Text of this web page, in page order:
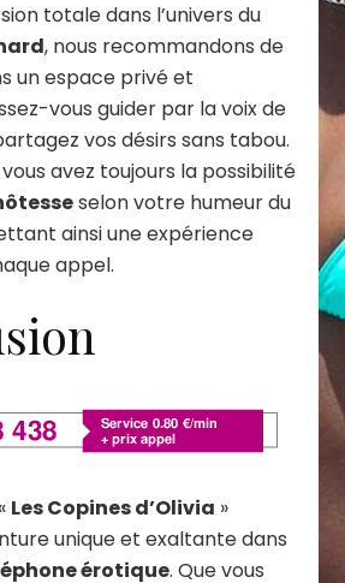
totale dans l’univers du
, nous recommandons de
un espace privé et
vous guider par la voix de
vos désirs sans tabou.
avez toujours la possibilité
selon votre humeur du
ainsi une expérience
appel.
Les Copines d’Olivia »
unique et exaltante dans
érotique. Que vous